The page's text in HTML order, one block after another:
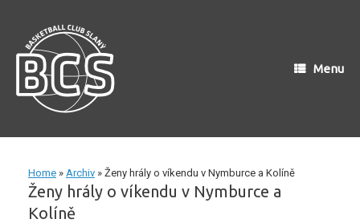
content
Menu
Home » Archiv » Ženy hrály o víkendu v Nymburce a Kolíně
Ženy hrály o víkendu v Nymburce a
Kolíně